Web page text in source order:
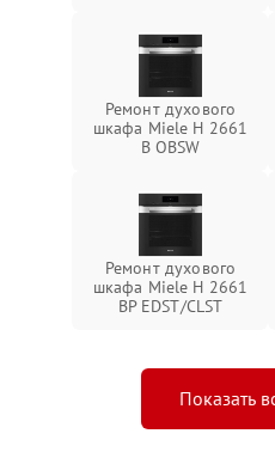
Ремонт духового
шкафа Miele H 2661
B OBSW
Ремонт духового
шкафа Miele H 2661
BP EDST/CLST
Показать